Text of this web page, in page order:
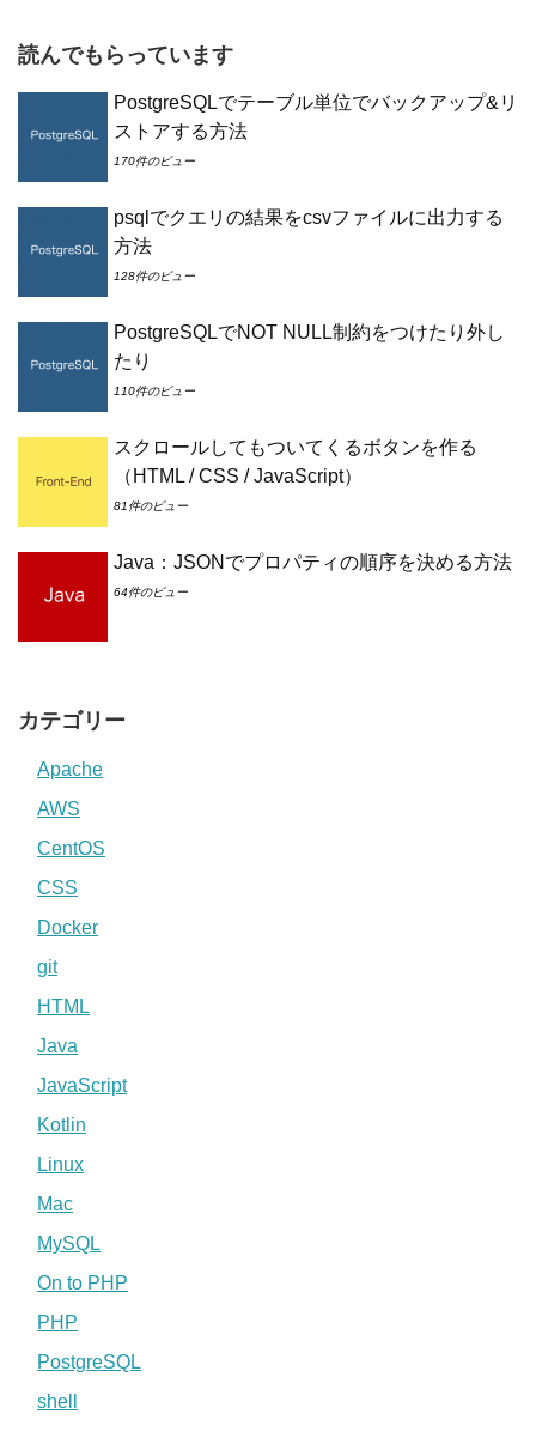
読んでもらっています
PostgreSQLでテーブル単位でバックアップ&リ
ストアする方法
170件のビュー
psqlでクエリの結果をcsvファイルに出力する
方法
128件のビュー
PostgreSQLでNOT NULL制約をつけたり外し
たり
110件のビュー
スクロールしてもついてくるボタンを作る
（HTML / CSS / JavaScript）
81件のビュー
Java：JSONでプロパティの順序を決める方法
64件のビュー
カテゴリー
Apache
AWS
CentOS
CSS
Docker
git
HTML
Java
JavaScript
Kotlin
Linux
Mac
MySQL
On to PHP
PHP
PostgreSQL
shell